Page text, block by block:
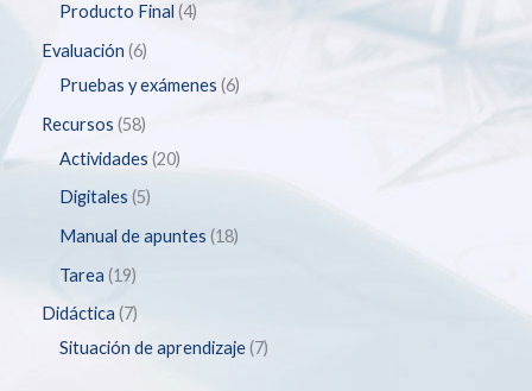
Producto Final 4
Evaluación 6
Pruebas y exámenes 6
Recursos 58
Actividades 20
Digitales 5
Manual de apuntes 18
Tarea 19
Didáctica 7
Situación de aprendizaje 7